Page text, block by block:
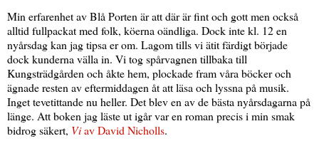
Min erfarenhet av Blå Porten är att där är fint och gott men också
alltid fullpackat med folk, köerna oändliga. Dock inte kl. 12 en
nyårsdag kan jag tipsa er om. Lagom tills vi ätit färdigt började
dock kunderna välla in. Vi tog spårvagnen tillbaka till
Kungsträdgården och åkte hem, plockade fram våra böcker och
ägnade resten av eftermiddagen åt att läsa och lyssna på musik.
Inget tevetittande nu heller. Det blev en av de bästa nyårsdagarna på
länge. Att boken jag läste ut igår var en roman precis i min smak
bidrog säkert, Viav David Nicholls.